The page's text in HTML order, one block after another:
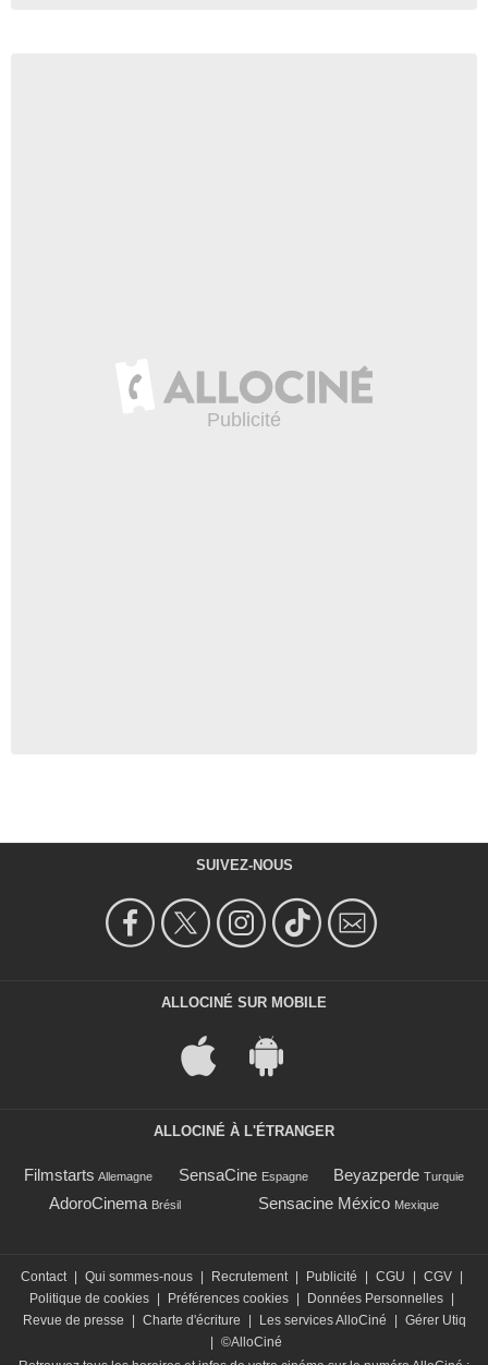
SUIVEZ-NOUS
ALLOCINÉ SUR MOBILE
ALLOCINÉ À L'ÉTRANGER
Filmstarts Allemagne SensaCine Espagne Beyazperde Turquie
AdoroCinema Brésil Sensacine México Mexique
Contact Qui sommes-nous Recrutement Publicité CGU CGV
Politique de cookies
Préférences cookies Données Personnelles
Revue de presse
Charte d'écriture Les services AlloCiné
Gérer Utiq
©AlloCiné